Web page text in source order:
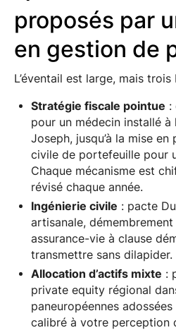
proposés par
en gestion de
L’éventail est large, mais
Stratégie fiscale pointue :
pour un médecin installé à
Joseph, jusqu’à la mise en
civile de portefeuille pour
Chaque mécanisme est
révisé chaque année.
Ingénierie civile : pacte
artisanale,
assurance-vie à clause
transmettre sans dilapider.
Allocation d’actifs mixte :
private equity régional
paneuropéennes
calibré à votre perception